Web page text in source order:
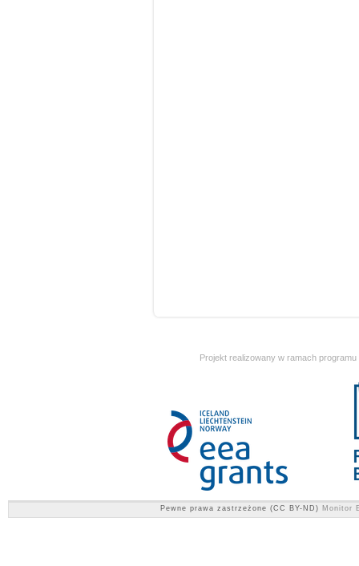
Projekt realizowany w ramach
Pewne prawa zastrzeżone (CC BY-ND) Monitor